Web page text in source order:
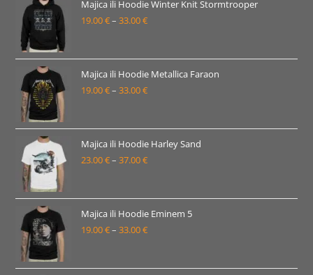
22.00 €
do
Majica ili Hoodie Winter Knit Stormtrooper
19.00€– 33.00€Raspon
od
19.00 €
do
Majica ili Hoodie Metallica Faraon
19.00€– 33.00€Raspon
od
19.00 €
do
Majica ili Hoodie Harley Sand
23.00€– 37.00€Raspon
od
23.00 €
do
Majica ili Hoodie Eminem 5
19.00€– 33.00€Raspon
od